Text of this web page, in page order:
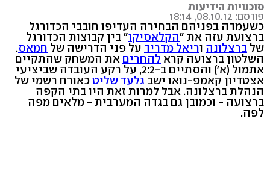
סוכנויות הידיעות
פורסם: 08.10.12, 18:14
כשעמדה בפניהם הבחירה העדיפו חובבי הכדורגל
ברצועת עזה את "הקלאסיקו" בין קבוצות הכדורגל
של ברצלונה וריאל מדריד על פני הדרישה של חמאס.
השלטון ברצועה קרא להחרים את המשחק שהתקיים
אתמול (א') והסתיים ב-2:2, על רקע העובדה שביציעי
אצטדיון קאמפ-נואו ישב גלעד שליטכאורח רשמי של
הנהלת ברצלונה. אבל למרות זאת היו בתי הקפה
ברצועה - וכמובן גם בגדה המערבית - מלאים מפה
לפה.